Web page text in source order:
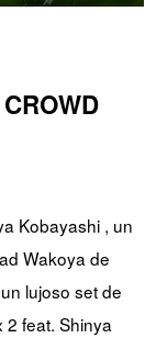
Kobayashi , un
Wakoya de
lujoso set de
feat. Shinya